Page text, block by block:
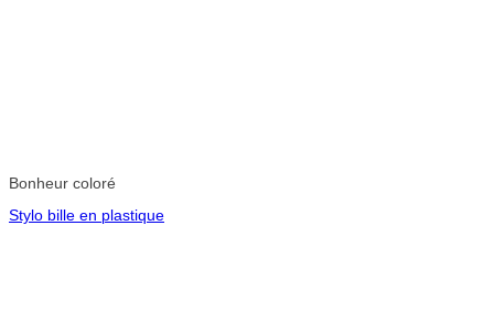
Bonheur coloré
Stylo bille en plastique